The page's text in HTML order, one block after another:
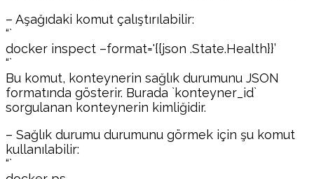
– Aşağıdaki komut çalıştırılabilir:
“`
docker inspect –format='{{json .State.Health}}’
“`
Bu komut, konteynerin sağlık durumunu JSON
formatında gösterir. Burada `konteyner_id`
sorgulanan konteynerin kimliğidir.
– Sağlık durumu durumunu görmek için şu komut
kullanılabilir:
“`